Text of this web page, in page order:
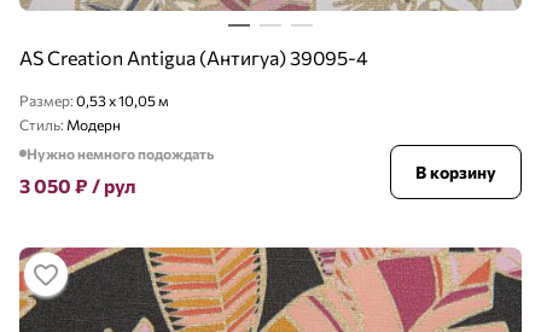
AS Creation Antigua (Антигуа) 39095-4
Размер: 0,53 x 10,05 м
Стиль: Модерн
Нужно немного подождать
3 050 ₽ / рул
В корзину